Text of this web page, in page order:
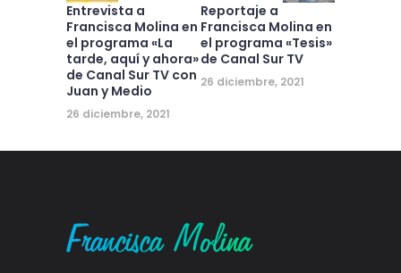
Entrevista a
Francisca Molina en
el programa «La
tarde, aquí y ahora»
de Canal Sur TV con
Juan y Medio
26 diciembre, 2021
Reportaje a
Francisca Molina en
el programa «Tesis»
de Canal Sur TV
26 diciembre, 2021